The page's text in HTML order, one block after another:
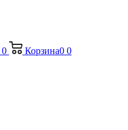
0 Корзина0 0